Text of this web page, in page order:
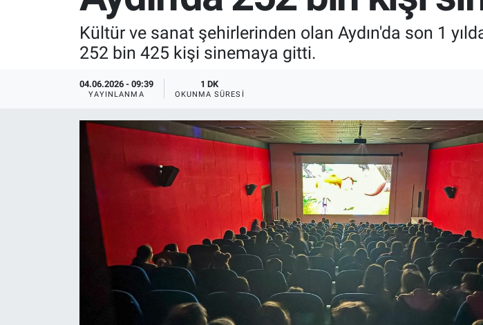
Kültür ve sanat şehirlerinden olan Aydın'da son 1
252 bin 425 kişi sinemaya gitti.
04.06.2026 - 09:39
YAYINLANMA
1 DK
OKUNMA SÜRESI
RESMİ İLANLAR